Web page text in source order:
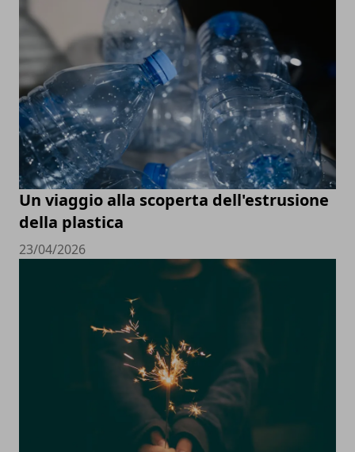
Un viaggio alla scoperta dell'estrusione
della plastica
23/04/2026